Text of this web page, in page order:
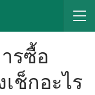
รซื้อ
ช็กอะไร